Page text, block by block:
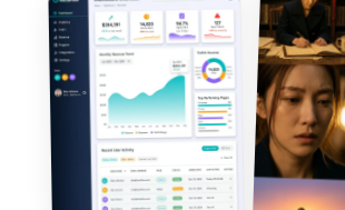
만들기
만
프롬프